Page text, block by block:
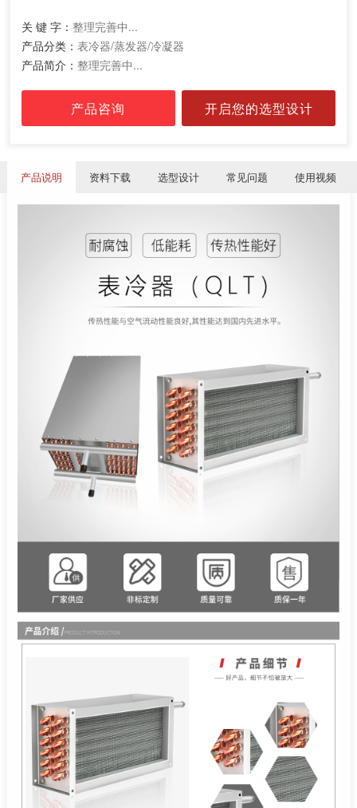
关 键 字： 整理完善中...
产品分类： 表冷器/蒸发器/冷凝器
产品简介： 整理完善中...
产品咨询 开启您的选型设计
产品说明 资料下载 选型设计 常见问题 使用视频